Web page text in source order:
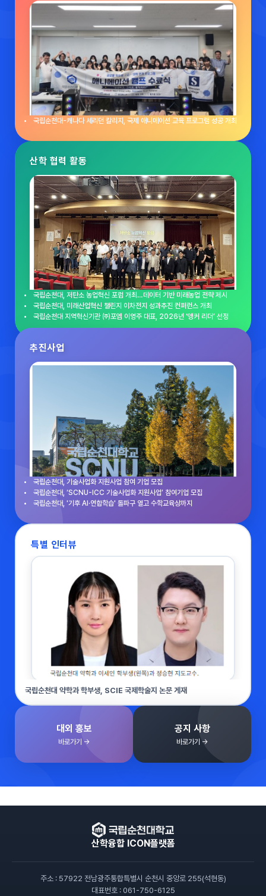
국립순천대-캐나다 셰리던 칼리지, 국제 애니메이션 교육 프로그램 성공 개최
산학 협력 활동
국립순천대, 저탄소 농업혁신 포럼 개최…데이터 기반 미래농업 전략 제시
국립순천대, 미래산업혁신 챌린지 이차전지 성과추진 컨퍼런스 개최
국립순천대 지역혁신기관 ㈜포엠 이영주 대표, 2026년 ‘앵커 리더’ 선정
추진사업
국립순천대, 기술사업화 지원사업 참여 기업 모집
국립순천대, ‘SCNU-ICC 기술사업화 지원사업’ 참여기업 모집
국립순천대, '기후 AI·연합학습' 돌파구 열고 수학교육상까지
특별 인터뷰
국립순천대 약학과 학부생, SCIE 국제학술지 논문 게재
대외 홍보
바로가기 →
공지 사항
바로가기 →
산학융합 ICON플랫폼
주소 : 57922 전남광주통합특별시 순천시 중앙로 255(석현동)
대표번호 : 061-750-6125